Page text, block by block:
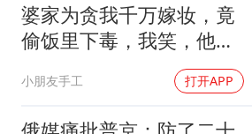
婆家为贪我千万嫁妆，竟
偷饭里下毒，我笑，他们
小朋友手工 打开APP